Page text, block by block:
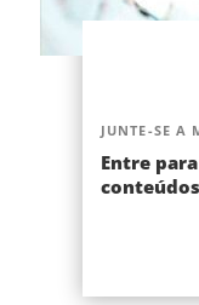
JUNTE-SE A
Entre